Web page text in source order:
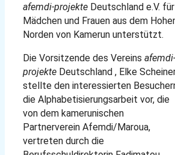
afemdi-projekte Deutschland e.V. für
Mädchen und Frauen aus dem
Norden von Kamerun unterstützt.
Die Vorsitzende des Vereins afemdi-
projekte Deutschland , Elke
stellte den interessierten
die Alphabetisierungsarbeit vor, die
von dem kamerunischen
Partnerverein Afemdi/Maroua,
vertreten durch die